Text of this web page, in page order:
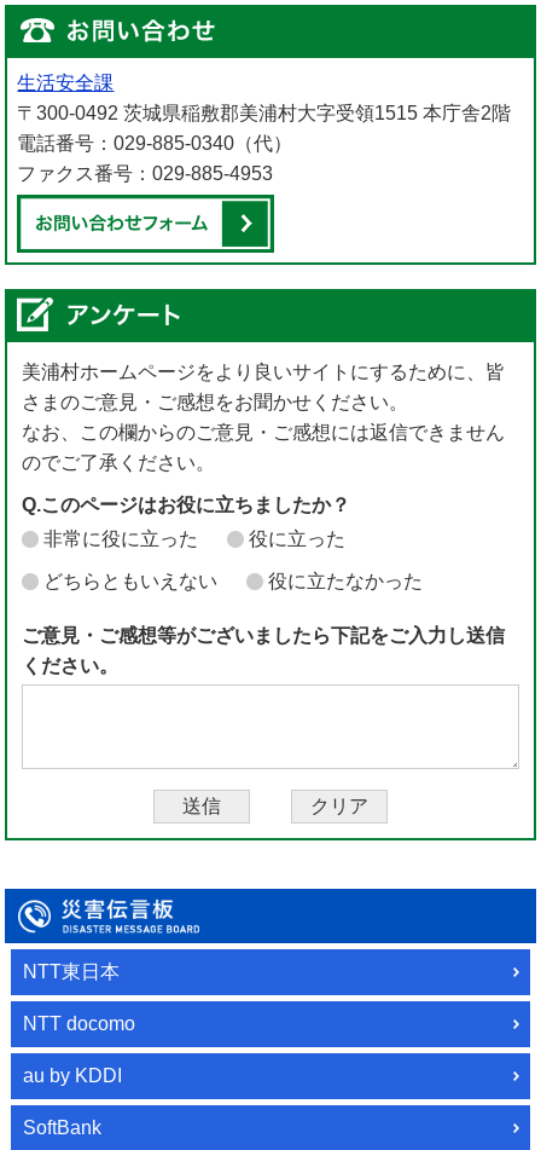
生活安全課
〒300-0492 茨城県稲敷郡美浦村大字受領1515 本庁舎2階
電話番号：029-885-0340（代）
ファクス番号：029-885-4953
美浦村ホームページをより良いサイトにするために、皆
さまのご意見・ご感想をお聞かせください。
なお、この欄からのご意見・ご感想には返信できません
のでご了承ください。
Q.このページはお役に立ちましたか？
非常に役に立った
役に立った
どちらともいえない 役に立たなかった
ご意見・ご感想等がございましたら下記をご入力し送信
ください。
NTT東日本
NTT docomo
au by KDDI
SoftBank